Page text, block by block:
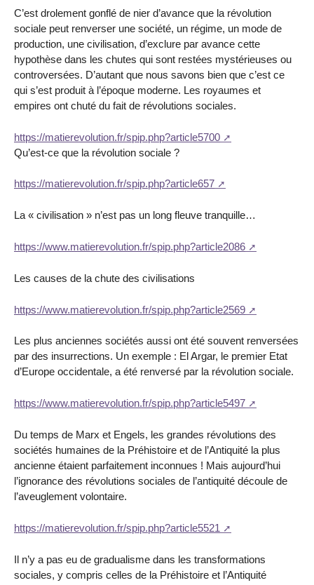
C’est drolement gonflé de nier d’avance que la révolution
sociale peut renverser une société, un régime, un mode de
production, une civilisation, d’exclure par avance cette
hypothèse dans les chutes qui sont restées mystérieuses ou
controversées. D’autant que nous savons bien que c’est ce
qui s’est produit à l’époque moderne. Les royaumes et
empires ont chuté du fait de révolutions sociales.
https://matierevolution.fr/spip.php?article5700
Qu’est-ce que la révolution sociale ?
https://matierevolution.fr/spip.php?article657
La « civilisation » n’est pas un long fleuve tranquille…
https://www.matierevolution.fr/spip.php?article2086
Les causes de la chute des civilisations
https://www.matierevolution.fr/spip.php?article2569
Les plus anciennes sociétés aussi ont été souvent renversées
par des insurrections. Un exemple : El Argar, le premier Etat
d’Europe occidentale, a été renversé par la révolution sociale.
https://www.matierevolution.fr/spip.php?article5497
Du temps de Marx et Engels, les grandes révolutions des
sociétés humaines de la Préhistoire et de l’Antiquité la plus
ancienne étaient parfaitement inconnues ! Mais aujourd’hui
l’ignorance des révolutions sociales de l’antiquité découle de
l’aveuglement volontaire.
https://matierevolution.fr/spip.php?article5521
Il n’y a pas eu de gradualisme dans les transformations
sociales, y compris celles de la Préhistoire et l’Antiquité